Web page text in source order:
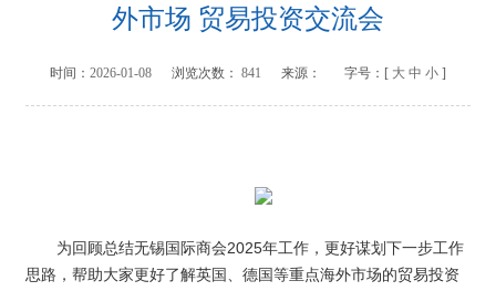
外市场 贸易投资交流会
时间： 2026-01-08浏览次数： 841 来源： 字号：[ 大 中 小]
为回顾总结无锡国际商会2025年工作，更好谋划下一步工作
思路，帮助大家更好了解英国、德国等重点海外市场的贸易投资